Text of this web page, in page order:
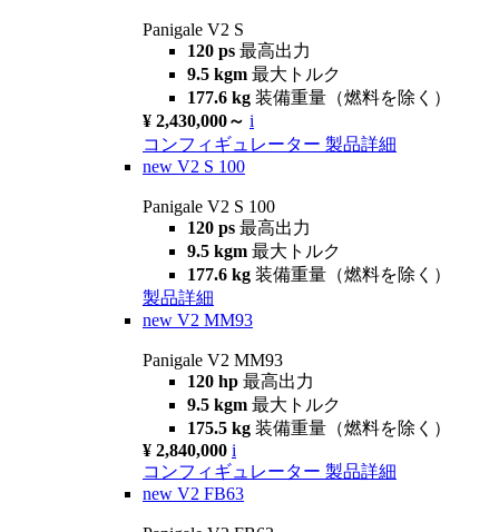
Panigale V2 S
120 ps 最高出力
9.5 kgm 最大トルク
177.6 kg 装備重量（燃料を除く）
¥ 2,430,000～ i
コンフィギュレーター 製品詳細
new V2 S 100
Panigale V2 S 100
120 ps 最高出力
9.5 kgm 最大トルク
177.6 kg 装備重量（燃料を除く）
製品詳細
new V2 MM93
Panigale V2 MM93
120 hp 最高出力
9.5 kgm 最大トルク
175.5 kg 装備重量（燃料を除く）
¥ 2,840,000 i
コンフィギュレーター 製品詳細
new V2 FB63